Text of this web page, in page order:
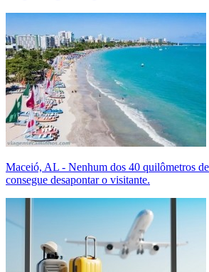
Maceió, AL - Nenhum dos 40 quilômetros
consegue desapontar o visitante.